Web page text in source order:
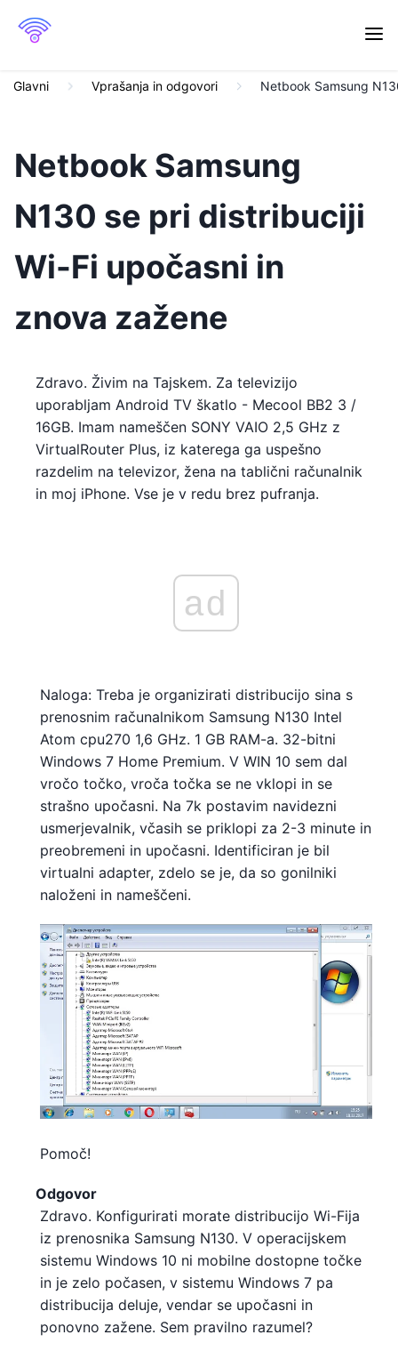
Glavni Vprašanja in odgovori Netbook Samsung
Netbook Samsung
N130 se pri distribuciji
Wi-Fi upočasni in
znova zažene
Zdravo. Živim na Tajskem. Za televizijo
uporabljam Android TV škatlo - Mecool BB2 3 /
16GB. Imam nameščen SONY VAIO 2,5 GHz z
VirtualRouter Plus, iz katerega ga uspešno
razdelim na televizor, žena na tablični računalnik
in moj iPhone. Vse je v redu brez pufranja.
ad
Naloga: Treba je organizirati distribucijo sina s
prenosnim računalnikom Samsung N130 Intel
Atom cpu270 1,6 GHz. 1 GB RAM-a. 32-bitni
Windows 7 Home Premium. V WIN 10 sem dal
vročo točko, vroča točka se ne vklopi in se
strašno upočasni. Na 7k postavim navidezni
usmerjevalnik, včasih se priklopi za 2-3 minute in
preobremeni in upočasni. Identificiran je bil
virtualni adapter, zdelo se je, da so gonilniki
naloženi in nameščeni.
Pomoč!
Odgovor
Zdravo. Konfigurirati morate distribucijo Wi-Fija
iz prenosnika Samsung N130. V operacijskem
sistemu Windows 10 ni mobilne dostopne točke
in je zelo počasen, v sistemu Windows 7 pa
distribucija deluje, vendar se upočasni in
ponovno zažene. Sem pravilno razumel?